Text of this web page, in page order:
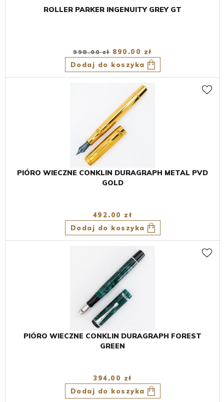
ROLLER PARKER INGENUITY GREY GT
998.00 zł 890.00 zł
Dodaj do koszyka
PIÓRO WIECZNE CONKLIN DURAGRAPH METAL PVD
GOLD
492.00 zł
Dodaj do koszyka
PIÓRO WIECZNE CONKLIN DURAGRAPH FOREST
GREEN
394.00 zł
Dodaj do koszyka